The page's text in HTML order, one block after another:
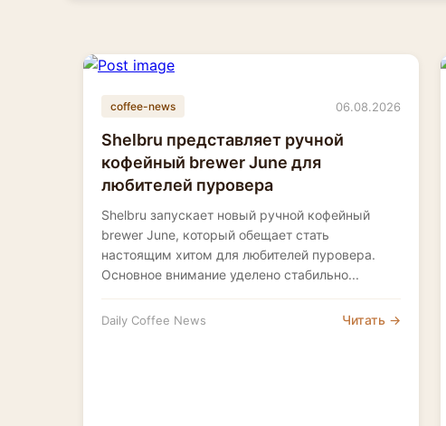
coffee-news 06.08.2026
Shelbru представляет ручной
кофейный brewer June для
любителей пуровера
Shelbru запускает новый ручной кофейный
brewer June, который обещает стать
настоящим хитом для любителей пуровера.
Основное внимание уделено стабильно...
Daily Coffee News Читать →